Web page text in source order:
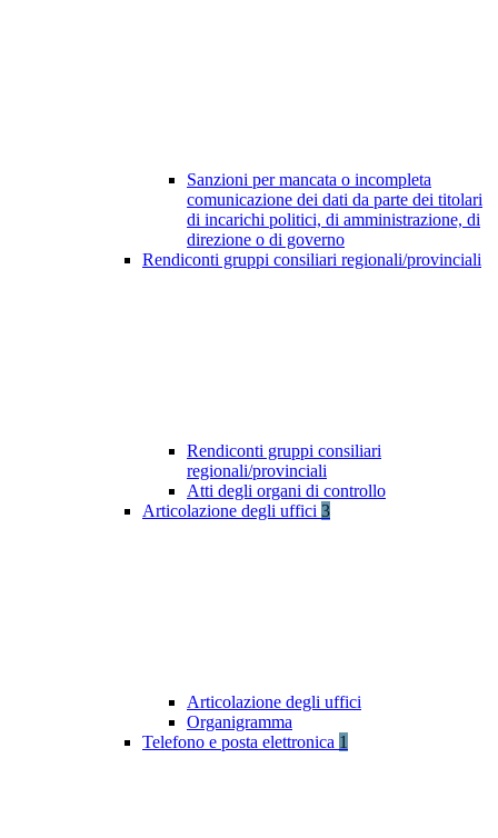
Sanzioni per mancata o incompleta
comunicazione dei dati da parte dei titolari
di incarichi politici, di amministrazione, di
direzione o di governo
Rendiconti gruppi consiliari regionali/provinciali
Rendiconti gruppi consiliari
regionali/provinciali
Atti degli organi di controllo
Articolazione degli uffici 3
Articolazione degli uffici
Organigramma
Telefono e posta elettronica 1